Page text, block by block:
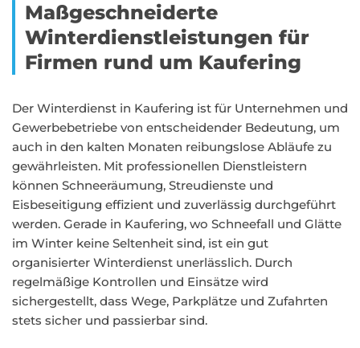
Maßgeschneiderte
Winterdienstleistungen für
Firmen rund um Kaufering
Der Winterdienst in Kaufering ist für Unternehmen und
Gewerbebetriebe von entscheidender Bedeutung, um
auch in den kalten Monaten reibungslose Abläufe zu
gewährleisten. Mit professionellen Dienstleistern
können Schneeräumung, Streudienste und
Eisbeseitigung effizient und zuverlässig durchgeführt
werden. Gerade in Kaufering, wo Schneefall und Glätte
im Winter keine Seltenheit sind, ist ein gut
organisierter Winterdienst unerlässlich. Durch
regelmäßige Kontrollen und Einsätze wird
sichergestellt, dass Wege, Parkplätze und Zufahrten
stets sicher und passierbar sind.